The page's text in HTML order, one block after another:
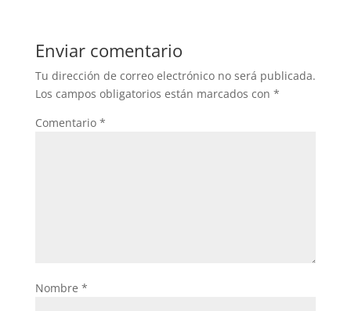
b
o
o
k
A
p
p
Enviar comentario
Tu dirección de correo electrónico no será publicada.
Los campos obligatorios están marcados con *
Comentario *
Nombre *